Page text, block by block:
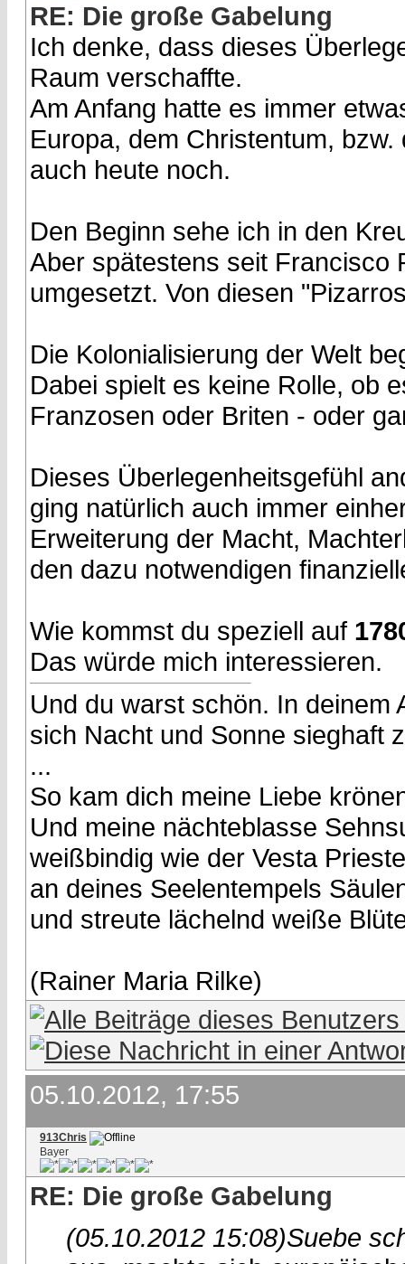
RE: Die große Gabelung
Ich denke, dass dieses
Raum verschaffte.
Am Anfang hatte es immer
Europa, dem Christentum,
auch heute noch.
Den Beginn sehe ich in den
Aber spätestens seit Francisco
umgesetzt. Von diesen
Die Kolonialisierung der Welt
Dabei spielt es keine Rolle, ob
Franzosen oder Briten - oder
Dieses Überlegenheitsgefühl
ging natürlich auch immer
Erweiterung der Macht,
den dazu notwendigen
Wie kommst du speziell auf
Das würde mich interessieren.
Und du warst schön. In deinem
sich Nacht und Sonne sieghaft
...
So kam dich meine Liebe
Und meine nächteblasse
weißbindig wie der Vesta
an deines Seelentempels
und streute lächelnd weiße
(Rainer Maria Rilke)
05.10.2012, 17:55
913Chris
Bayer
RE: Die große Gabelung
(05.10.2012 15:08)Suebe